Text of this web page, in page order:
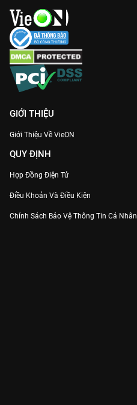
GIỚI THIỆU
Giới Thiệu Về VieON
QUY ĐỊNH
Hợp Đồng Điện Tử
Điều Khoản Và Điều Kiện
Chính Sách Bảo Vệ Thông Tin Cá Nhân